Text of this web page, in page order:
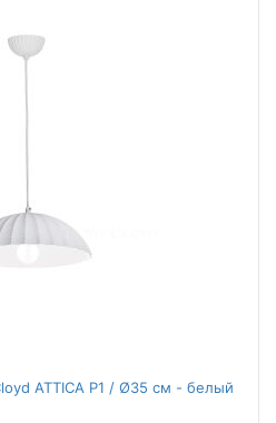
ATTICA P1 / Ø35 см - белый